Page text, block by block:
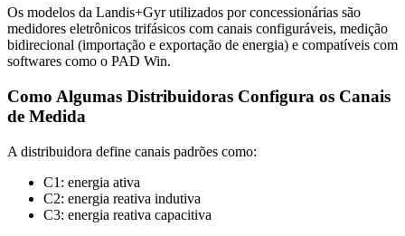
Os modelos da Landis+Gyr utilizados por concessionárias são
medidores eletrônicos trifásicos com canais configuráveis, medição
bidirecional (importação e exportação de energia) e compatíveis com
softwares como o PAD Win.
Como Algumas Distribuidoras Configura os Canais
de Medida
A distribuidora define canais padrões como:
C1: energia ativa
C2: energia reativa indutiva
C3: energia reativa capacitiva